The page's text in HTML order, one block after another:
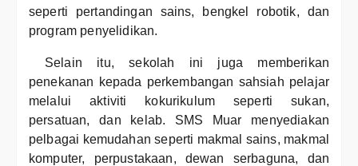
seperti pertandingan sains, bengkel robotik, dan
program penyelidikan.
Selain itu, sekolah ini juga memberikan
penekanan kepada perkembangan sahsiah pelajar
melalui aktiviti kokurikulum seperti sukan,
persatuan, dan kelab. SMS Muar menyediakan
pelbagai kemudahan seperti makmal sains, makmal
komputer, perpustakaan, dewan serbaguna, dan